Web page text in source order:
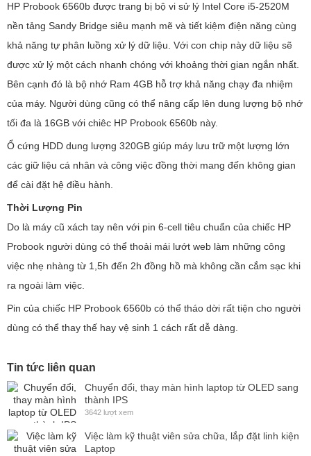
HP Probook 6560b được trang bị bộ vi sử lý Intel Core i5-2520M
nền tảng Sandy Bridge siêu mạnh mẽ và tiết kiệm điện năng cùng
khả năng tự phân luồng xử lý dữ liệu. Với con chip này dữ liệu sẽ
được xử lý một cách nhanh chóng với khoảng thời gian ngắn nhất.
Bên cạnh đó là bộ nhớ Ram 4GB hỗ trợ khả năng chạy đa nhiệm
của máy. Người dùng cũng có thể nâng cấp lên dung lượng bộ nhớ
tối đa là 16GB với chiêc HP Probook 6560b này.
Ổ cứng HDD dung lượng 320GB giúp máy lưu trữ một lượng lớn
các giữ liệu cá nhân và công việc đồng thời mang đến không gian
để cài đặt hệ điều hành.
Thời Lượng Pin
Do là máy cũ xách tay nên với pin 6-cell tiêu chuẩn của chiếc HP
Probook người dùng có thể thoải mái lướt web làm những công
việc nhẹ nhàng từ 1,5h đến 2h đồng hồ mà không cần cắm sạc khi
ra ngoài làm việc.
Pin của chiếc HP Probook 6560b có thể tháo dời rất tiện cho người
dùng có thể thay thế hay vệ sinh 1 cách rất dễ dàng.
Tin tức liên quan
Chuyển đổi, thay màn hình laptop từ OLED sang
thành IPS
3642 lượt xem
Việc làm kỹ thuật viên sửa chữa, lắp đặt linh kiện
Laptop